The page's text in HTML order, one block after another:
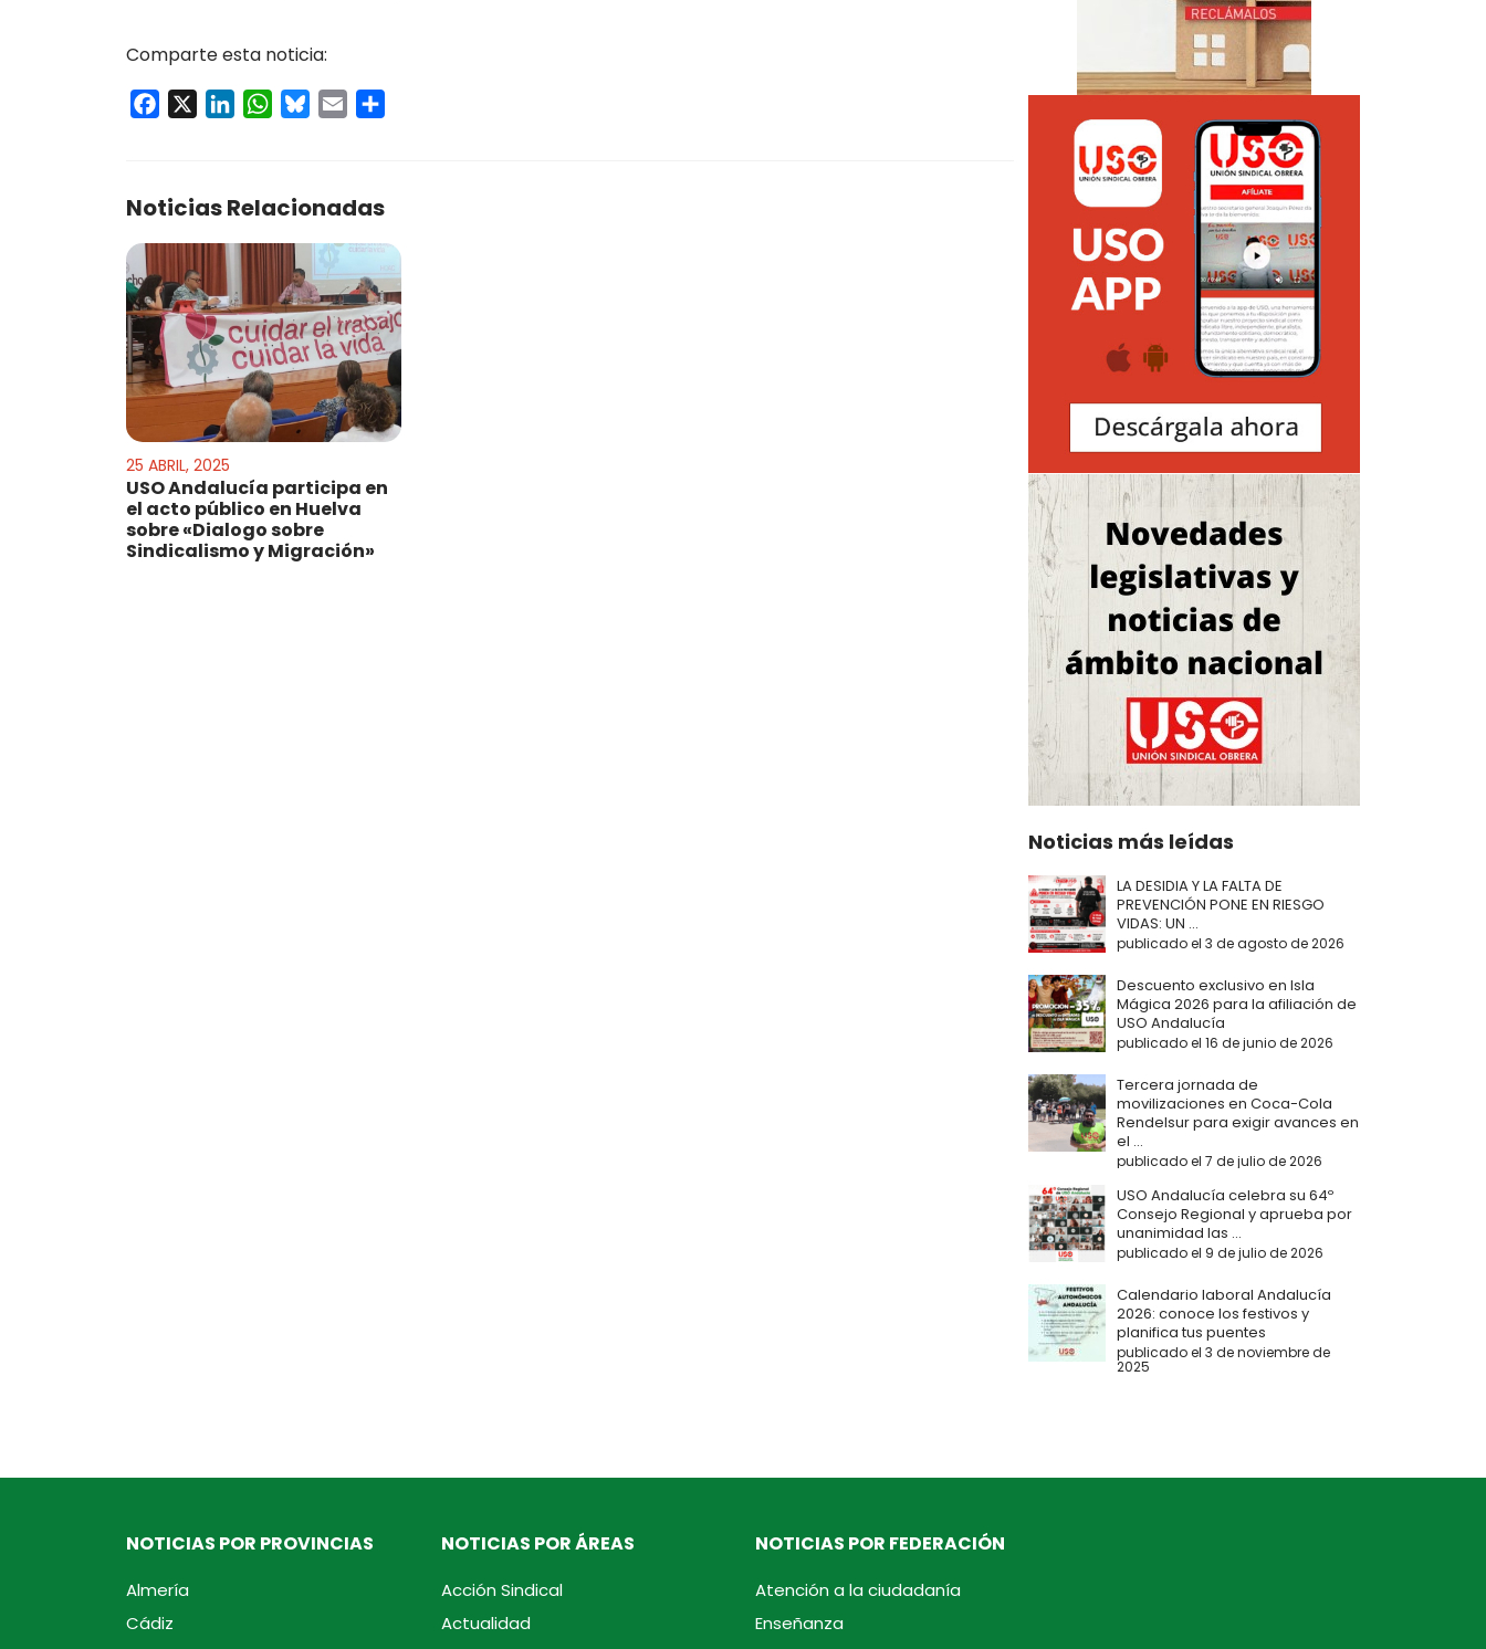
Comparte esta noticia:
Facebook LinkedInWhatsApp
Bluesky
Email
Noticias Relacionadas
25 ABRIL, 2025
USO Andalucía participa en
el acto público en Huelva
sobre «Dialogo sobre
Sindicalismo y Migración»
Noticias más leídas
LA DESIDIA Y LA FALTA DE
PREVENCIÓN PONE EN RIESGO
VIDAS: UN ...
publicado el 3 de agosto de 2026
Descuento exclusivo en Isla
Mágica 2026 para la afiliación de
USO Andalucía
publicado el 16 de junio de 2026
Tercera jornada de
movilizaciones en Coca-Cola
Rendelsur para exigir avances en
el ...
publicado el 7 de julio de 2026
USO Andalucía celebra su 64º
Consejo Regional y aprueba por
unanimidad las ...
publicado el 9 de julio de 2026
Calendario laboral Andalucía
2026: conoce los festivos y
planifica tus puentes
publicado el 3 de noviembre de
2025
NOTICIAS POR PROVINCIAS
Almería
Cádiz
NOTICIAS POR ÁREAS
Acción Sindical
Actualidad
NOTICIAS POR FEDERACIÓN
Atención a la ciudadanía
Enseñanza